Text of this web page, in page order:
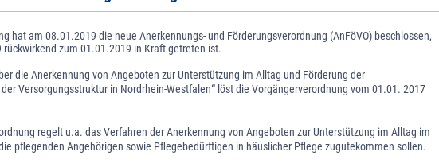
hat am 08.01.2019 die neue Anerkennungs- und Förderungsverordnung (AnFöVO) beschlossen,
zum 01.01.2019 in Kraft getreten ist.
die Anerkennung von Angeboten zur Unterstützung im Alltag und Förderung der
Versorgungsstruktur in Nordrhein-Westfalen“ löst die Vorgängerverordnung vom 01.01. 2017
regelt u.a. das Verfahren der Anerkennung von Angeboten zur Unterstützung im Alltag im
pflegenden Angehörigen sowie Pflegebedürftigen in häuslicher Pflege zugutekommen sollen.